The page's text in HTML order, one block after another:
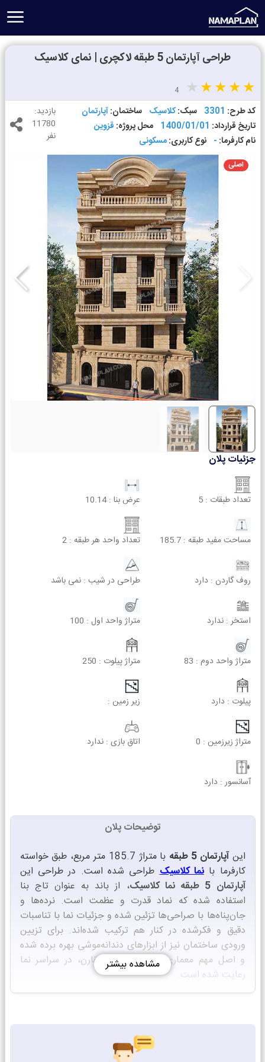
طراحی آپارتمان 5 طبقه لاکچری | نمای کلاسیک
4
کد طرح: 3301 سبک:کلاسیک ساختمان:آپارتمان
تاریخ قرارداد: 1400/01/01 محل پروژه: قزوین
نام کارفرما: - نوع کاربری:مسکونی
بازدید:
11780
نفر
اصلی
جزئیات پلان
تعداد طبقات :5 عرض بنا :10.14
مساحت مفید طبقه :185.7 تعداد واحد هر طبقه :2
روف گاردن :دارد طراحی در شیب :نمی باشد
استخر :ندارد متراژ واحد اول : 100
متراژ واحد دوم : 83 متراژ پیلوت : 250
پیلوت :دارد زیر زمین :
متراژ زیرزمین : 0 اتاق بازی :ندارد
آسانسور :دارد
توضیحات پلان
اینآپارتمان 5 طبقه
با متراژ 185.7 متر مربع، طبق خواسته
کارفرما بانما کلاسیکطراحی شده است. در طراحی این
آپارتمان 5 طبقه نما کلاسیک
، از باند به عنوان تاج بنا
استفاده شده که نماد قدرت و عظمت است. نرده‌ها و
جان‌پناه‌ها با صراحی‌ها تزئین شده و جزئیات نما با تناسبات
دقیق و فکرشده در کنار هم ترکیب شده‌اند. برای تزیین
ورودی ساختمان نیز از ابزارهای دندانه‌موشی بهره برده شده
و اصل مهم معماری کلاسیک یعنی تقارن، در سراسر نما
رعایت شده است.
از طریق آسانسور و پله‌های چهارطرف گردش امکان‌پذیر
است. از مزایای طراحی نقشه این است که درب‌های ورودی
مشاهده بیشتر